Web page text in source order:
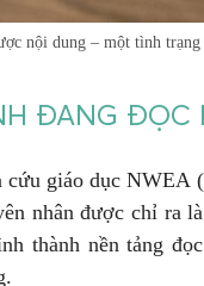
nội dung – một tình
ĐANG ĐỌC
cứu giáo dục
nhân được chỉ ra
thành nền tảng